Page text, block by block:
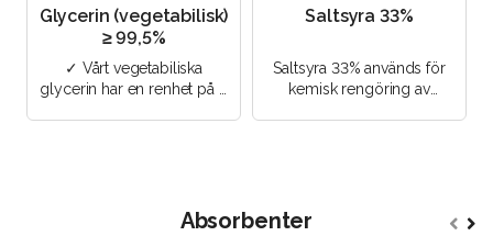
Glycerin (vegetabilisk)
≥ 99,5%
✓ Vårt vegetabiliska
glycerin har en renhet på ≥
Saltsyra 33%
Saltsyra 33% används för
kemisk rengöring av
Absorbenter